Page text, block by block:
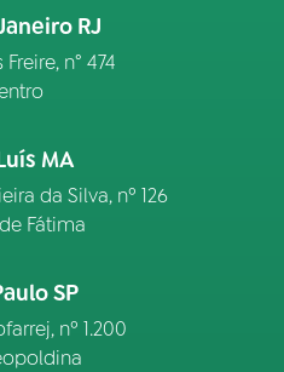
RJ
n° 474
MA
da Silva, nº 126
Fátima
SP
nº 1.200